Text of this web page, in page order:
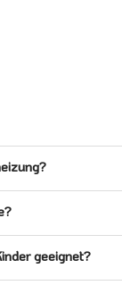
geeignet?